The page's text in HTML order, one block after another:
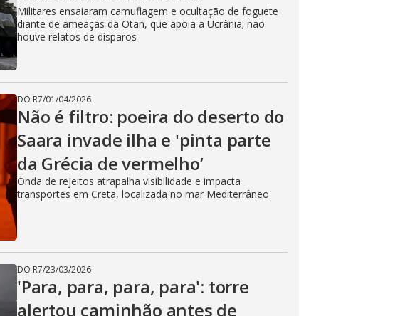
Militares ensaiaram camuflagem e ocultação de foguete
diante de ameaças da Otan, que apoia a Ucrânia; não
houve relatos de disparos
DO R7/01/04/2026
Não é filtro: poeira do deserto do
Saara invade ilha e 'pinta parte
da Grécia de vermelho’
Onda de rejeitos atrapalha visibilidade e impacta
transportes em Creta, localizada no mar Mediterrâneo
DO R7/23/03/2026
'Para, para, para, para': torre
alertou caminhão antes de